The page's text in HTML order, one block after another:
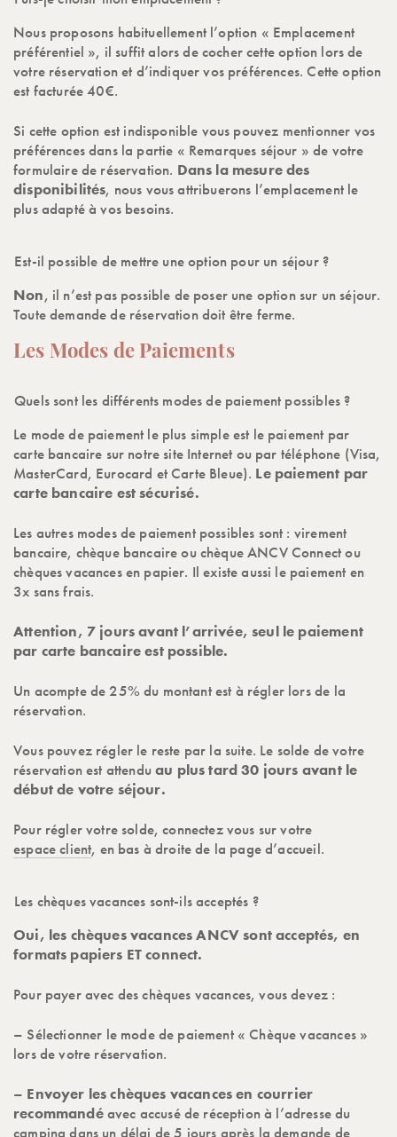
Nous proposons habituellement l’option « Emplacement
préférentiel », il suffit alors de cocher cette option lors de
votre réservation et d’indiquer vos préférences. Cette option
est facturée 40€.
Si cette option est indisponible vous pouvez mentionner vos
préférences dans la partie « Remarques séjour » de votre
formulaire de réservation. Dans la mesure des
disponibilités, nous vous attribuerons l’emplacement le
plus adapté à vos besoins.
Est-il possible de mettre une option pour un séjour ?
Non, il n’est pas possible de poser une option sur un séjour.
Toute demande de réservation doit être ferme.
Les Modes de Paiements
Quels sont les différents modes de paiement possibles ?
Le mode de paiement le plus simple est le paiement par
carte bancaire sur notre site Internet ou par téléphone (Visa,
MasterCard, Eurocard et Carte Bleue). Le paiement par
carte bancaire est sécurisé.
Les autres modes de paiement possibles sont : virement
bancaire, chèque bancaire ou chèque ANCV Connect ou
chèques vacances en papier. Il existe aussi le paiement en
3x sans frais.
Attention, 7 jours avant l’arrivée, seul le paiement
par carte bancaire est possible.
Un acompte de 25% du montant est à régler lors de la
réservation.
Vous pouvez régler le reste par la suite. Le solde de votre
réservation est attenduau plus tard 30 jours avant le
début de votre séjour.
Pour régler votre solde, connectez vous sur votre
espace client, en bas à droite de la page d’accueil.
Les chèques vacances sont-ils acceptés ?
Oui, les chèques vacances ANCV sont acceptés, en
formats papiers ET connect.
Pour payer avec des chèques vacances, vous devez :
– Sélectionner le mode de paiement « Chèque vacances »
lors de votre réservation.
– Envoyer les chèques vacances en courrier
recommandéavec accusé de réception à l’adresse du
camping dans un délai de 5 jours après la demande de